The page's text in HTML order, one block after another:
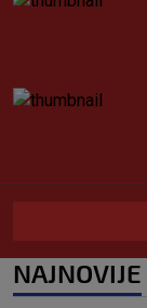
NAJNOVIJE